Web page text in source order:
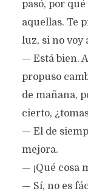
pasó, por
aquellas. Te
luz, si no voy
— Está bien.
propuso
de mañana,
cierto,
— El de
mejora.
— ¡Qué cosa
— Sí, no es